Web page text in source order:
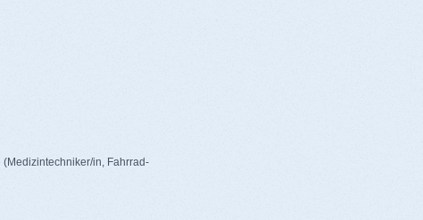
in, Fahrrad-